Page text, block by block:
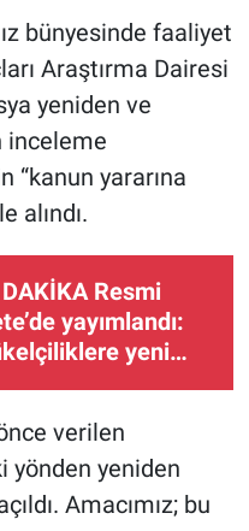
bünyesinde faaliyet
Araştırma Dairesi
yeniden ve
inceleme
“kanun yararına
alındı.
Resmi
yayımlandı:
yeni
verilen
yönden yeniden
Amacımız; bu